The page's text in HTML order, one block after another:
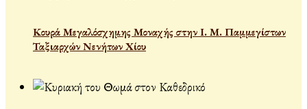
Κουρά Μεγαλόσχημης Μοναχής στην Ι. Μ. Παμμεγίστων
Ταξιαρχών Νενήτων Χίου